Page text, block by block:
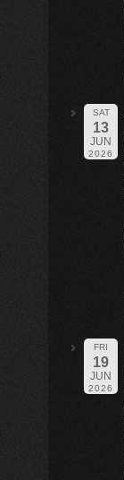
SAT
13
JUN
2026
FRI
19
JUN
2026